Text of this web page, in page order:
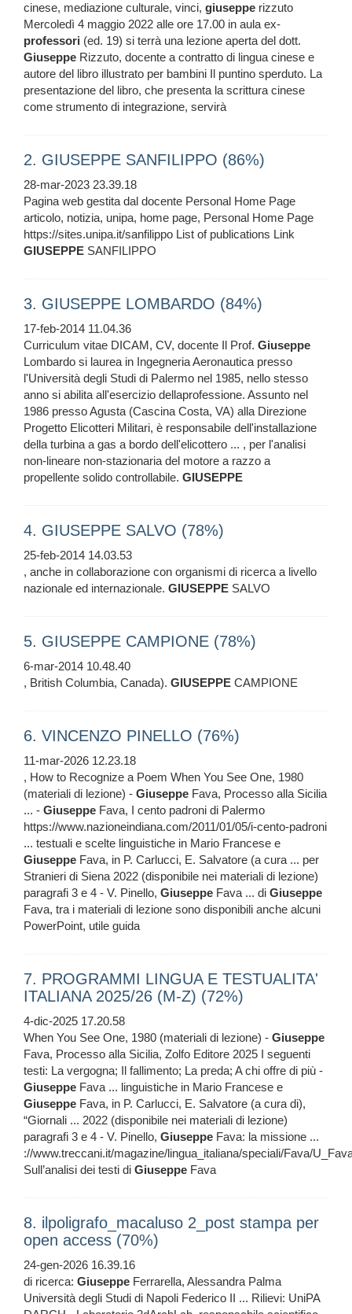
cinese, mediazione culturale, vinci, giuseppe rizzuto
Mercoledì 4 maggio 2022 alle ore 17.00 in aula ex-
professori (ed. 19) si terrà una lezione aperta del dott.
Giuseppe Rizzuto, docente a contratto di lingua cinese e
autore del libro illustrato per bambini Il puntino sperduto. La
presentazione del libro, che presenta la scrittura cinese
come strumento di integrazione, servirà
2. GIUSEPPE SANFILIPPO (86%)
28-mar-2023 23.39.18
Pagina web gestita dal docente Personal Home Page
articolo, notizia, unipa, home page, Personal Home Page
https://sites.unipa.it/sanfilippo List of publications Link
GIUSEPPE SANFILIPPO
3. GIUSEPPE LOMBARDO (84%)
17-feb-2014 11.04.36
Curriculum vitae DICAM, CV, docente Il Prof. Giuseppe
Lombardo si laurea in Ingegneria Aeronautica presso
l'Università degli Studi di Palermo nel 1985, nello stesso
anno si abilita all'esercizio dellaprofessione. Assunto nel
1986 presso Agusta (Cascina Costa, VA) alla Direzione
Progetto Elicotteri Militari, è responsabile dell'installazione
della turbina a gas a bordo dell'elicottero ... , per l'analisi
non-lineare non-stazionaria del motore a razzo a
propellente solido controllabile. GIUSEPPE
4. GIUSEPPE SALVO (78%)
25-feb-2014 14.03.53
, anche in collaborazione con organismi di ricerca a livello
nazionale ed internazionale. GIUSEPPE SALVO
5. GIUSEPPE CAMPIONE (78%)
6-mar-2014 10.48.40
, British Columbia, Canada). GIUSEPPE CAMPIONE
6. VINCENZO PINELLO (76%)
11-mar-2026 12.23.18
, How to Recognize a Poem When You See One, 1980
(materiali di lezione) - Giuseppe Fava, Processo alla Sicilia
... - Giuseppe Fava, I cento padroni di Palermo
https://www.nazioneindiana.com/2011/01/05/i-cento-padroni
... testuali e scelte linguistiche in Mario Francese e
Giuseppe Fava, in P. Carlucci, E. Salvatore (a cura ... per
Stranieri di Siena 2022 (disponibile nei materiali di lezione)
paragrafi 3 e 4 - V. Pinello, Giuseppe Fava ... di Giuseppe
Fava, tra i materiali di lezione sono disponibili anche alcuni
PowerPoint, utile guida
7. PROGRAMMI LINGUA E TESTUALITA'
ITALIANA 2025/26 (M-Z) (72%)
4-dic-2025 17.20.58
When You See One, 1980 (materiali di lezione) - Giuseppe
Fava, Processo alla Sicilia, Zolfo Editore 2025 I seguenti
testi: La vergogna; Il fallimento; La preda; A chi offre di più -
Giuseppe Fava ... linguistiche in Mario Francese e
Giuseppe Fava, in P. Carlucci, E. Salvatore (a cura di),
“Giornali ... 2022 (disponibile nei materiali di lezione)
paragrafi 3 e 4 - V. Pinello, Giuseppe Fava: la missione ...
://www.treccani.it/magazine/lingua_italiana/speciali/Fava/
Sull’analisi dei testi di Giuseppe Fava
8. ilpoligrafo_macaluso 2_post stampa per
open access (70%)
24-gen-2026 16.39.16
di ricerca: Giuseppe Ferrarella, Alessandra Palma
Università degli Studi di Napoli Federico II ... Rilievi: UniPA